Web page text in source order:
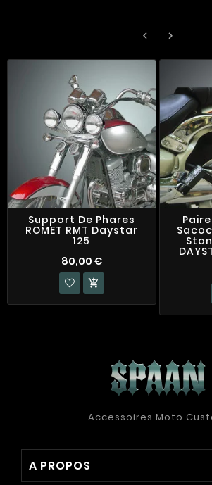
 
Support De Phares
ROMET RMT Daystar
125
80,00 €

Accessoires Moto
A PROPOS